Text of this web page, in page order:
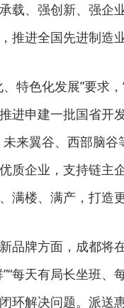
载、强创新、强企
推进全国先进制造
特色化发展”要求
进申建一批国省开
来翼谷、西部脑
质企业，支持链主
楼、满产，打造更
品牌方面，成都将
每天有局长坐班、
环解决问题。派送